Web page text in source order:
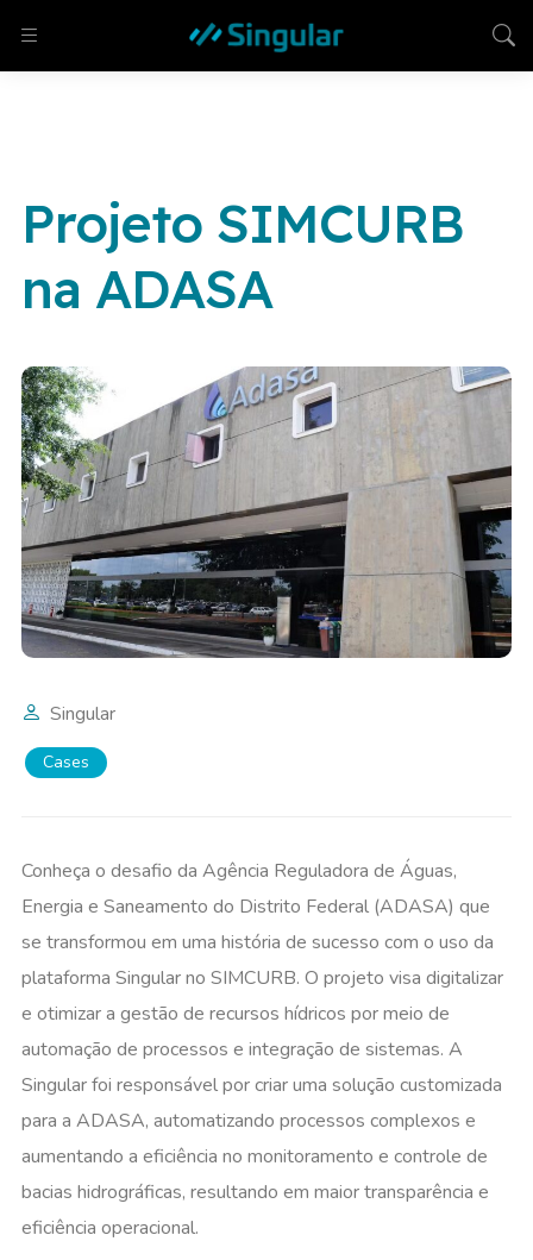
Projeto SIMCURB
na ADASA
Singular
Cases
Conheça o desafio da Agência Reguladora de Águas,
Energia e Saneamento do Distrito Federal (ADASA) que
se transformou em uma história de sucesso com o uso da
plataforma Singular no SIMCURB. O projeto visa digitalizar
e otimizar a gestão de recursos hídricos por meio de
automação de processos e integração de sistemas. A
Singular foi responsável por criar uma solução customizada
para a ADASA, automatizando processos complexos e
aumentando a eficiência no monitoramento e controle de
bacias hidrográficas, resultando em maior transparência e
eficiência operacional.